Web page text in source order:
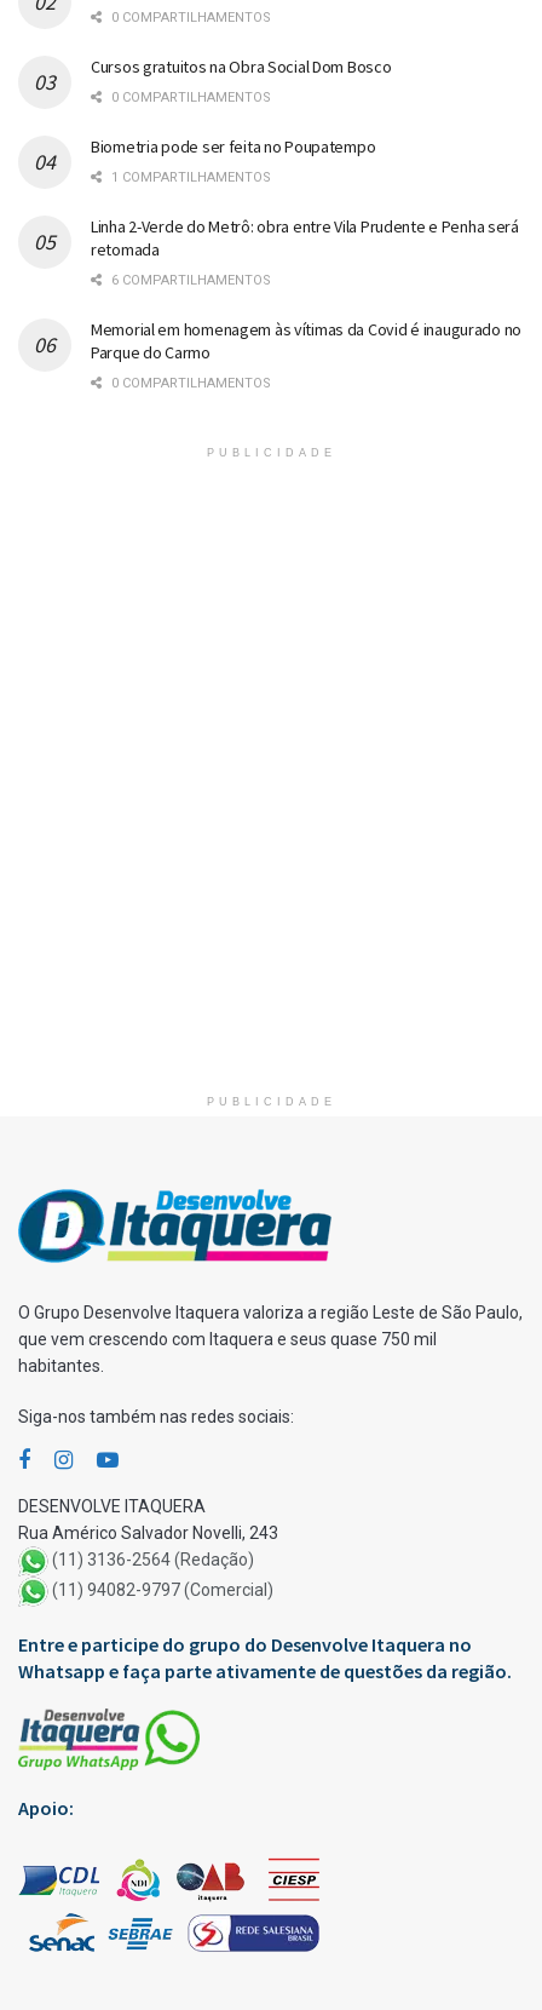
0 COMPARTILHAMENTOS
Cursos gratuitos na Obra Social Dom Bosco
0 COMPARTILHAMENTOS
Biometria pode ser feita no Poupatempo
1 COMPARTILHAMENTOS
Linha 2-Verde do Metrô: obra entre Vila Prudente e Penha será
retomada
6 COMPARTILHAMENTOS
Memorial em homenagem às vítimas da Covid é inaugurado no
Parque do Carmo
0 COMPARTILHAMENTOS
PUBLICIDADE
PUBLICIDADE
O Grupo Desenvolve Itaquera valoriza a região Leste de São Paulo,
que vem crescendo com Itaquera e seus quase 750 mil
habitantes.
Siga-nos também nas redes sociais:
DESENVOLVE ITAQUERA
Rua Américo Salvador Novelli, 243
(11) 3136-2564 (Redação)
(11) 94082-9797 (Comercial)
Entre e participe do grupo do Desenvolve Itaquera no
Whatsapp e faça parte ativamente de questões da região.
Apoio: